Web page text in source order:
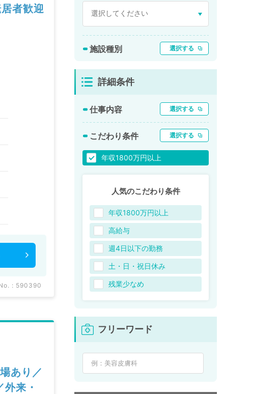
者歓迎
: 590390
あり／
来・
施設種別 選択する
詳細条件
仕事内容 選択する
こだわり条件 選択する
年収1800万円以上
人気のこだわり条件
年収1800万円以上
高給与
週4日以下の勤務
土・日・祝日休み
残業少なめ
フリーワード